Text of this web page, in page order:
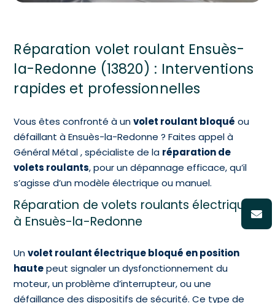
Réparation volet roulant Ensuès-
la-Redonne (13820) : Interventions
rapides et professionnelles
Vous êtes confronté à unvolet roulant bloqué ou
défaillant à Ensuès-la-Redonne ? Faites appel à
Général Métal , spécialiste de la réparation de
volets roulants, pour un dépannage efficace, qu’il
s’agisse d’un modèle électrique ou manuel.
Réparation de volets roulants électriques
à Ensuès-la-Redonne
Unvolet roulant électrique bloqué en position
hautepeut signaler un dysfonctionnement du
moteur, un problème d’interrupteur, ou une
défaillance des dispositifs de sécurité. Ce type de